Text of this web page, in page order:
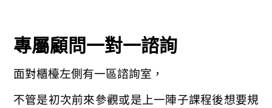
專屬顧問一對一諮詢
面對櫃檯左側有一區諮詢室，
不管是初次前來參觀或是上一陣子課程後想要規